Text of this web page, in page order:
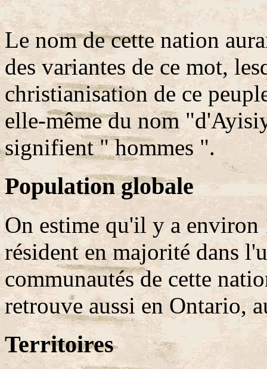
Le nom de cette nation
des variantes de ce mot,
christianisation de ce
elle-même du nom
signifient " hommes ".
Population globale
On estime qu'il y a environ
résident en majorité dans
communautés de cette
retrouve aussi en Ontario,
Territoires